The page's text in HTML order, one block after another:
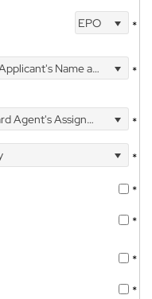
EPO *
Name and Address *
Agent's Assignment
*
*
*
*
*
*